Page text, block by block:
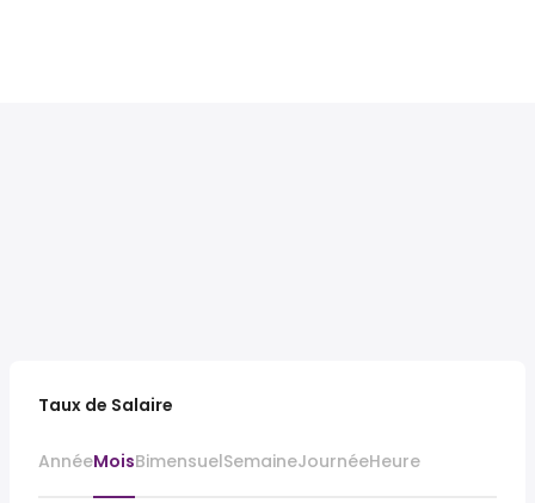
Taux de Salaire
AnnéeMoisBimensuelSemaineJournéeHeure